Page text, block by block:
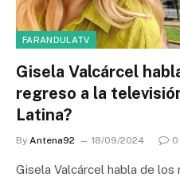
FARANDULATV
Gisela Valcárcel
regreso a la
Latina?
By Antena92 18/09/2024 0
Gisela Valcárcel habla de los